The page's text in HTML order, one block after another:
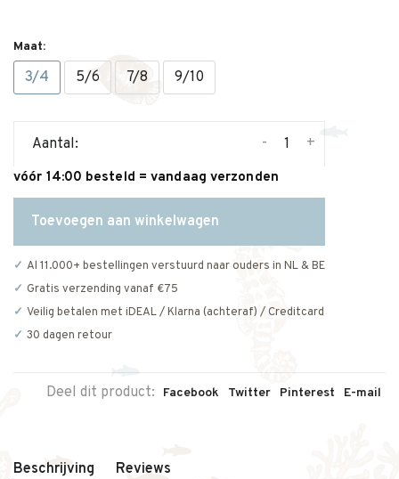
Maat:
3/4 5/6 7/8 9/10
Aantal: +
-
vóór 14:00 besteld = vandaag verzonden
Toevoegen aan winkelwagen
Al 11.000+ bestellingen verstuurd naar ouders in NL & BE
Gratis verzending vanaf €75
Veilig betalen met iDEAL / Klarna (achteraf) / Creditcard
30 dagen retour
Deel dit product: Facebook Twitter Pinterest E-mail
Beschrijving Reviews